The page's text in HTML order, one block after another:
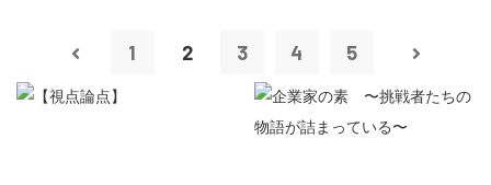
1 2 3 4 5